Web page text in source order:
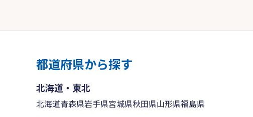
都道府県から探す
北海道・東北
北海道青森県岩手県宮城県秋田県山形県福島県